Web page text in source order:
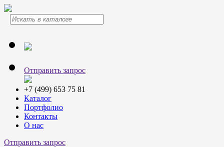
Отправить запрос
+7 (499) 653 75 81
Каталог
Портфолио
Контакты
О нас
Отправить запрос